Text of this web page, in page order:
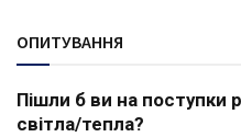
ОПИТУВАННЯ
Пішли б ви на поступки
світла/тепла?